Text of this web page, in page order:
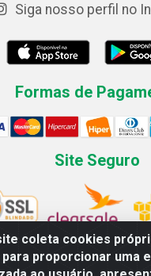
coleta cookies
proporcionar uma
Siga nosso perfil no
Formas de
Site Seguro